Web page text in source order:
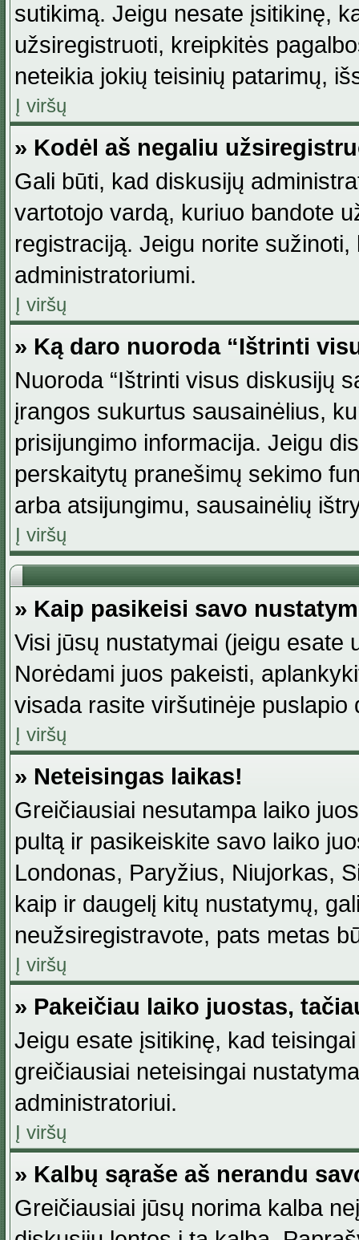
sutikimą. Jeigu nesate įsitikinę,
užsiregistruoti, kreipkitės
neteikia jokių teisinių patarimų,
Į viršų
» Kodėl aš negaliu
Gali būti, kad diskusijų
vartotojo vardą, kuriuo bandote
registraciją. Jeigu norite
administratoriumi.
Į viršų
» Ką daro nuoroda “Ištrinti
Nuoroda “Ištrinti visus diskusijų
įrangos sukurtus sausainėlius,
prisijungimo informacija. Jeigu
perskaitytų pranešimų sekimo
arba atsijungimu, sausainėlių
Į viršų
» Kaip pasikeisi savo
Visi jūsų nustatymai (jeigu esate
Norėdami juos pakeisti,
visada rasite viršutinėje
Į viršų
» Neteisingas laikas!
Greičiausiai nesutampa laiko
pultą ir pasikeiskite savo laiko
Londonas, Paryžius, Niujorkas,
kaip ir daugelį kitų nustatymų,
neužsiregistravote, pats metas
Į viršų
» Pakeičiau laiko juostas,
Jeigu esate įsitikinę, kad
greičiausiai neteisingai
administratoriui.
Į viršų
» Kalbų sąraše aš nerandu
Greičiausiai jūsų norima kalba